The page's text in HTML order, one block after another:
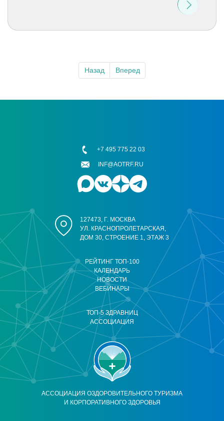
Назад Вперед
АССОЦИАЦИЯ ОЗДОРОВИТЕЛЬНОГО ТУРИЗМА
И КОРПОРАТИВНОГО ЗДОРОВЬЯ
РЕЙТИНГ ТОП-100
КАЛЕНДАРЬ
НОВОСТИ
ВЕБИНАРЫ
ТОП-5 ЗДРАВНИЦ
АССОЦИАЦИЯ
127473, Г. МОСКВА
УЛ. КРАСНОПРОЛЕТАРСКАЯ,
ДОМ 30, СТРОЕНИЕ 1, ЭТАЖ 3
+7 495 775 22 03
INF@AOTRF.RU